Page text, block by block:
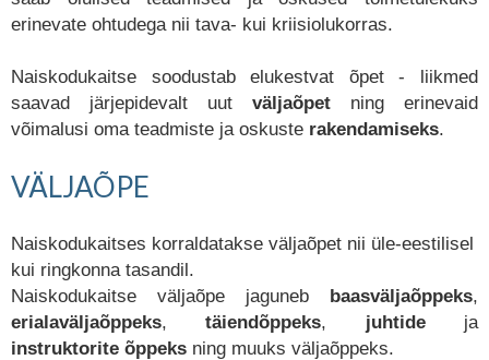
erinevate ohtudega nii tava- kui kriisiolukorras.
Naiskodukaitse soodustab elukestvat õpet - liikmed
saavad järjepidevalt uut väljaõpet ning erinevaid
võimalusi oma teadmiste ja oskuste rakendamiseks.
VÄLJAÕPE
Naiskodukaitses korraldatakse väljaõpet nii üle-eestilisel
kui ringkonna tasandil.
Naiskodukaitse väljaõpe jaguneb baasväljaõppeks,
erialaväljaõppeks,täiendõppeks, juhtideja
instruktorite õppeks ning muuks väljaõppeks.